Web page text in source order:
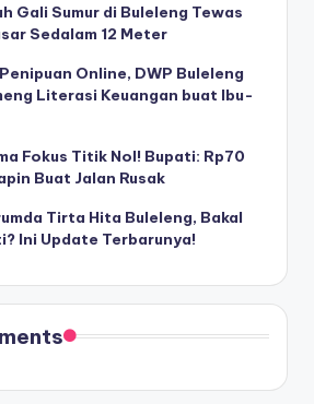
Gali Sumur di Buleleng Tewas
Sedalam 12 Meter
Online, DWP Buleleng
Literasi Keuangan buat Ibu-
Fokus Titik Nol! Bupati: Rp70
Buat Jalan Rusak
Tirta Hita Buleleng, Bakal
Ini Update Terbarunya!